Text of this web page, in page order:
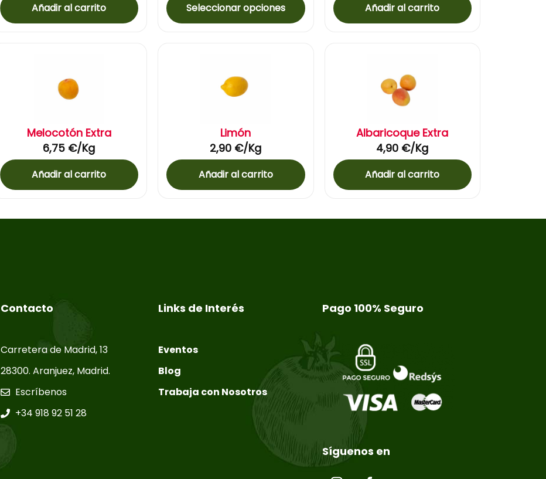
Añadir al carrito Seleccionar opciones Añadir al carrito
Melocotón Extra
6,75 €/Kg
Añadir al carrito
Limón
2,90 €/Kg
Añadir al carrito
Albaricoque Extra
4,90 €/Kg
Añadir al carrito
Contacto
Carretera de Madrid, 13
28300. Aranjuez, Madrid.
Escríbenos
+34 918 92 51 28
Links de Interés
Eventos
Blog
Trabaja con Nosotros
Pago 100% Seguro
Síguenos en